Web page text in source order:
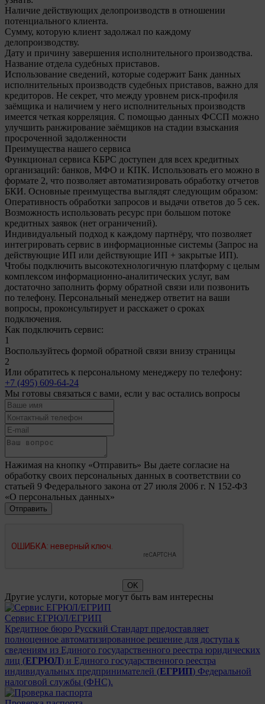
Наличие действующих делопроизводств в отношении
потенциального клиента.
Сумму, которую клиент задолжал по каждому
делопроизводству.
Дату и причину завершения исполнительного производства.
Название отдела судебных приставов.
Использование сведений, которые содержит Банк данных
исполнительных производств судебных приставов, важно для
кредиторов. Не секрет, что между уровнем риск-профиля
заёмщика и наличием у него исполнительных производств
имеется четкая корреляция. С помощью данных ФССП можно
улучшить ранжирование заёмщиков на стадии взыскания
просроченной задолженности
Преимущества нашего сервиса
Функционал сервиса КБРС доступен для всех кредитных
организаций: банков, МФО и КПК. Использовать его можно в
формате 2, что позволяет автоматизировать обработку отчетов
БКИ. Основные преимущества выглядят следующим образом:
Оперативность обработки запросов и выдачи ответов до 5 сек.
Возможность использовать ресурс при большом потоке
кредитных заявок (нет ограничений).
Индивидуальный подход к каждому партнёру, что позволяет
интегрировать сервис в информационные системы (Запрос на
действующие ИП или действующие ИП + закрытые ИП).
Чтобы подключить высокотехнологичную платформу с целым
комплексом информационно-аналитических услуг, вам
достаточно заполнить форму обратной связи или позвонить
по телефону. Персональный менеджер ответит на ваши
вопросы, проконсультирует и расскажет о сроках
подключения.
Как подключить сервис:
1
Воспользуйтесь формой обратной связи внизу страницы
2
Или обратитесь к персональному менеджеру по телефону:
+7 (495) 609-64-24
Мы готовы связаться с вами, если у вас остались вопросы
Нажимая на кнопку «Отправить» Вы даете согласие на
обработку своих персональных данных в соответствии со
статьей 9 Федерального закона от 27 июля 2006 г. N 152-ФЗ
«О персональных данных»
Другие услуги, которые могут быть вам интересны
Сервис ЕГРЮЛ/ЕГРИП
Кредитное бюро Русский Стандарт предоставляет
полноценное автоматизированное решение для доступа к
сведениям из Единого государственного реестра юридических
лиц (ЕГРЮЛ) и Единого государственного реестра
индивидуальных предпринимателей (ЕГРИП) Федеральной
налоговой службы (ФНС).